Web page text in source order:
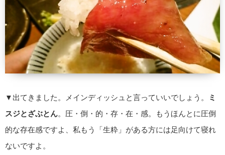
▼出てきました。メインディッシュと言っていいでしょう。
ミ
スジとざぶとん。圧・倒・的・存・在・感。もうほんとに圧倒
的な存在感ですよ、私もう「生粋」がある方には足向けて寝れ
ないですよ。